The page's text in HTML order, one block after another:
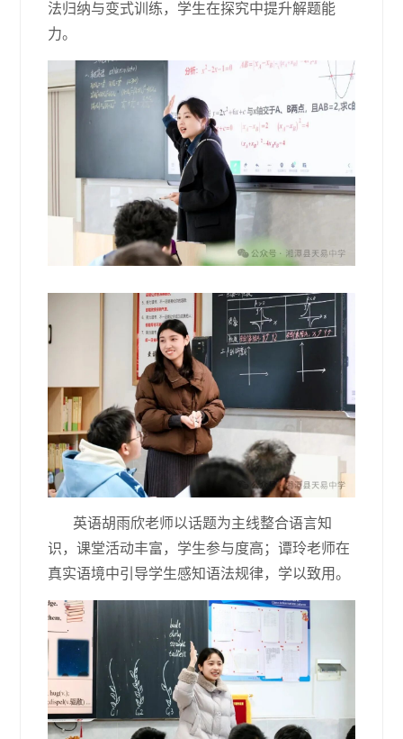
法归纳与变式训练，学生在探究中提升解题能
力。
英语胡雨欣老师以话题为主线整合语言知
识，课堂活动丰富，学生参与度高；谭玲老师在
真实语境中引导学生感知语法规律，学以致用。